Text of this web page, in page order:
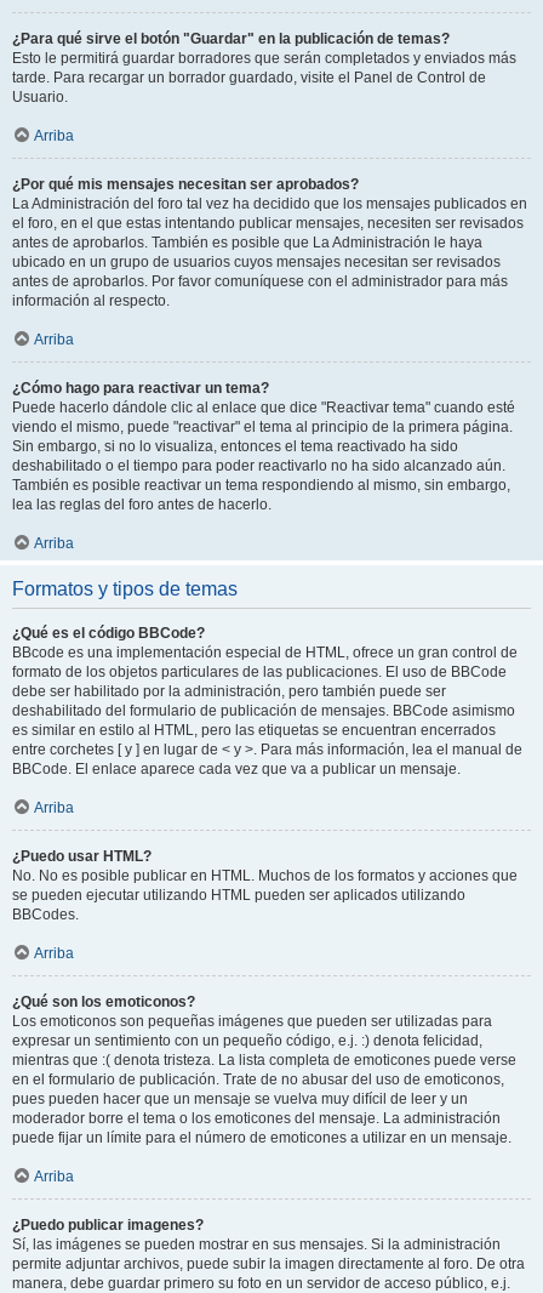
¿Para qué sirve el botón "Guardar" en la publicación de temas?
Esto le permitirá guardar borradores que serán completados y enviados más
tarde. Para recargar un borrador guardado, visite el Panel de Control de
Usuario.
Arriba
¿Por qué mis mensajes necesitan ser aprobados?
La Administración del foro tal vez ha decidido que los mensajes publicados en
el foro, en el que estas intentando publicar mensajes, necesiten ser revisados
antes de aprobarlos. También es posible que La Administración le haya
ubicado en un grupo de usuarios cuyos mensajes necesitan ser revisados
antes de aprobarlos. Por favor comuníquese con el administrador para más
información al respecto.
Arriba
¿Cómo hago para reactivar un tema?
Puede hacerlo dándole clic al enlace que dice "Reactivar tema" cuando esté
viendo el mismo, puede "reactivar" el tema al principio de la primera página.
Sin embargo, si no lo visualiza, entonces el tema reactivado ha sido
deshabilitado o el tiempo para poder reactivarlo no ha sido alcanzado aún.
También es posible reactivar un tema respondiendo al mismo, sin embargo,
lea las reglas del foro antes de hacerlo.
Arriba
Formatos y tipos de temas
¿Qué es el código BBCode?
BBcode es una implementación especial de HTML, ofrece un gran control de
formato de los objetos particulares de las publicaciones. El uso de BBCode
debe ser habilitado por la administración, pero también puede ser
deshabilitado del formulario de publicación de mensajes. BBCode asimismo
es similar en estilo al HTML, pero las etiquetas se encuentran encerrados
entre corchetes [ y ] en lugar de < y >. Para más información, lea el manual de
BBCode. El enlace aparece cada vez que va a publicar un mensaje.
Arriba
¿Puedo usar HTML?
No. No es posible publicar en HTML. Muchos de los formatos y acciones que
se pueden ejecutar utilizando HTML pueden ser aplicados utilizando
BBCodes.
Arriba
¿Qué son los emoticonos?
Los emoticonos son pequeñas imágenes que pueden ser utilizadas para
expresar un sentimiento con un pequeño código, e.j. :) denota felicidad,
mientras que :( denota tristeza. La lista completa de emoticones puede verse
en el formulario de publicación. Trate de no abusar del uso de emoticonos,
pues pueden hacer que un mensaje se vuelva muy difícil de leer y un
moderador borre el tema o los emoticones del mensaje. La administración
puede fijar un límite para el número de emoticones a utilizar en un mensaje.
Arriba
¿Puedo publicar imagenes?
Sí, las imágenes se pueden mostrar en sus mensajes. Si la administración
permite adjuntar archivos, puede subir la imagen directamente al foro. De otra
manera, debe guardar primero su foto en un servidor de acceso público, e.j.